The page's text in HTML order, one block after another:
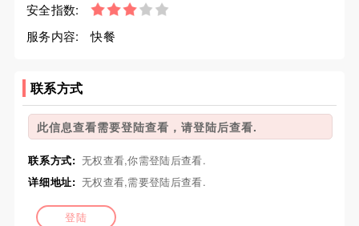
安全指数:
服务内容:
快餐
联系方式
此信息查看需要登陆查看，请登陆后查看.
联系方式: 无权查看,你需登陆后查看.
详细地址: 无权查看,需要登陆后查看.
登陆